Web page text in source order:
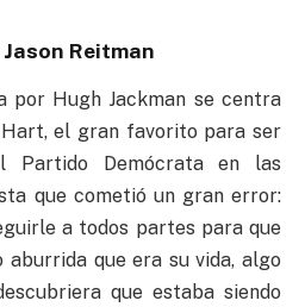
Jason Reitman
por Hugh Jackman se centra
el gran favorito para ser
Partido Demócrata en las
que cometió un gran error:
a todos partes para que
que era su vida, algo
que estaba siendo